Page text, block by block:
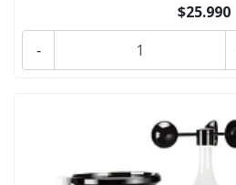
$25.990
-